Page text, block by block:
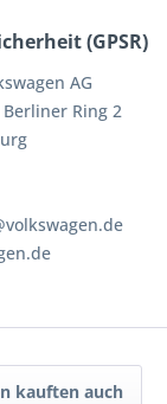
(GPSR)
AG
Berliner Ring 2
kauften auch